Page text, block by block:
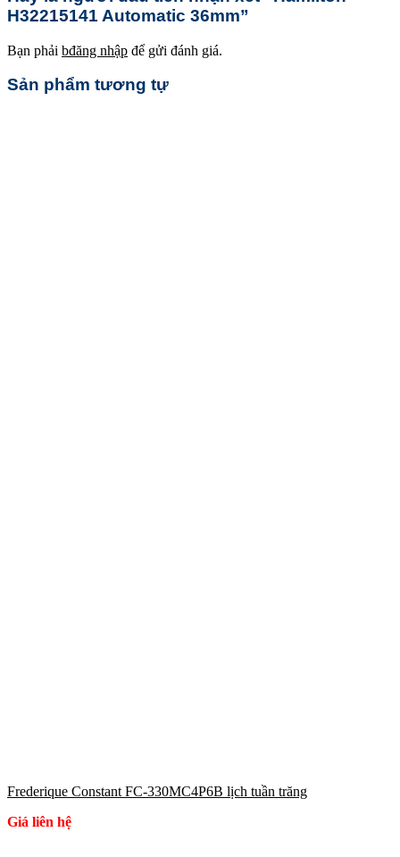
H32215141 Automatic 36mm”
Bạn phải bđăng nhập để gửi đánh giá.
Sản phẩm tương tự
Frederique Constant FC-330MC4P6B lịch tuần trăng
Giá liên hệ